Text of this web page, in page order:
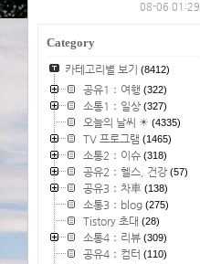
08-06 01:29
Category
카테고리별 보기 (8412)
공유1：여행 (322)
소통1：일상 (327)
오늘의 날씨 ☀ (4335)
TV 프로그램 (1465)
소통2：이슈 (318)
공유2：헬스, 건강 (57)
공유3：차車 (138)
소통3：blog (275)
Tistory 초대 (28)
소통4：리뷰 (309)
공유4：컴터 (110)